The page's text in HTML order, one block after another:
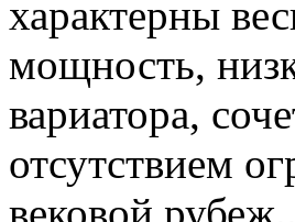
характерны
мощность,
вариатора,
отсутствием
вековой